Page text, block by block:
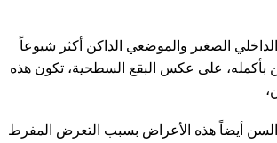
الداخلي الصغير والموضعي الداكن أكثر شيوعاً
بأكمله، على عكس البقع السطحية، تكون هذه
أيضاً هذه الأعراض بسبب التعرض المفرط